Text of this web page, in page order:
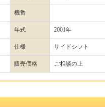
機番
年式 2001年
仕様 サイドシフト
販売価格 ご相談の上